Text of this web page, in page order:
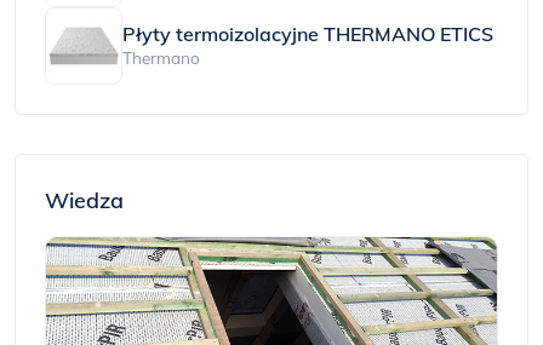
Płyty termoizolacyjne THERMANO ETICS
Thermano
Wiedza